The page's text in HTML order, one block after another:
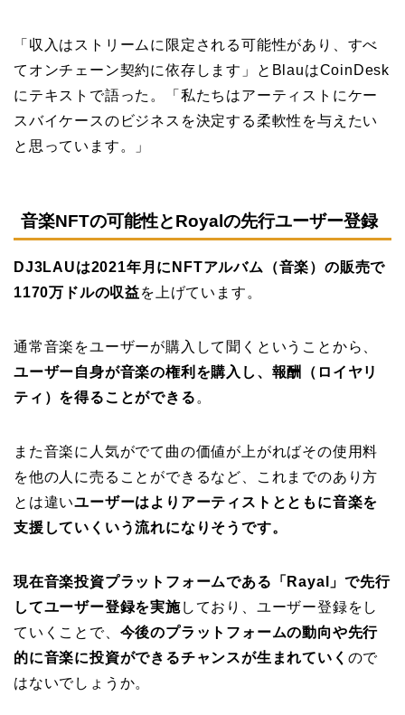
「収入はストリームに限定される可能性があり、すべ
てオンチェーン契約に依存します」とBlauはCoinDesk
にテキストで語った。「私たちはアーティストにケー
スバイケースのビジネスを決定する柔軟性を与えたい
と思っています。」
音楽NFTの可能性とRoyalの先行ユーザー登録
DJ3LAUは2021年月にNFTアルバム（音楽）の販売で
1170万ドルの収益を上げています。
通常音楽をユーザーが購入して聞くということから、
ユーザー自身が音楽の権利を購入し、報酬（ロイヤリ
ティ）を得ることができる 。
また音楽に人気がでて曲の価値が上がればその使用料
を他の人に売ることができるなど、これまでのあり方
とは違いユーザーはよりアーティストとともに音楽を
支援していくいう流れになりそうです。
現在音楽投資プラットフォームである「Rayal」で先行
してユーザー登録を実施しており、ユーザー登録をし
ていくことで、 今後のプラットフォームの動向や先行
的に音楽に投資ができるチャンスが生まれていく ので
はないでしょうか。